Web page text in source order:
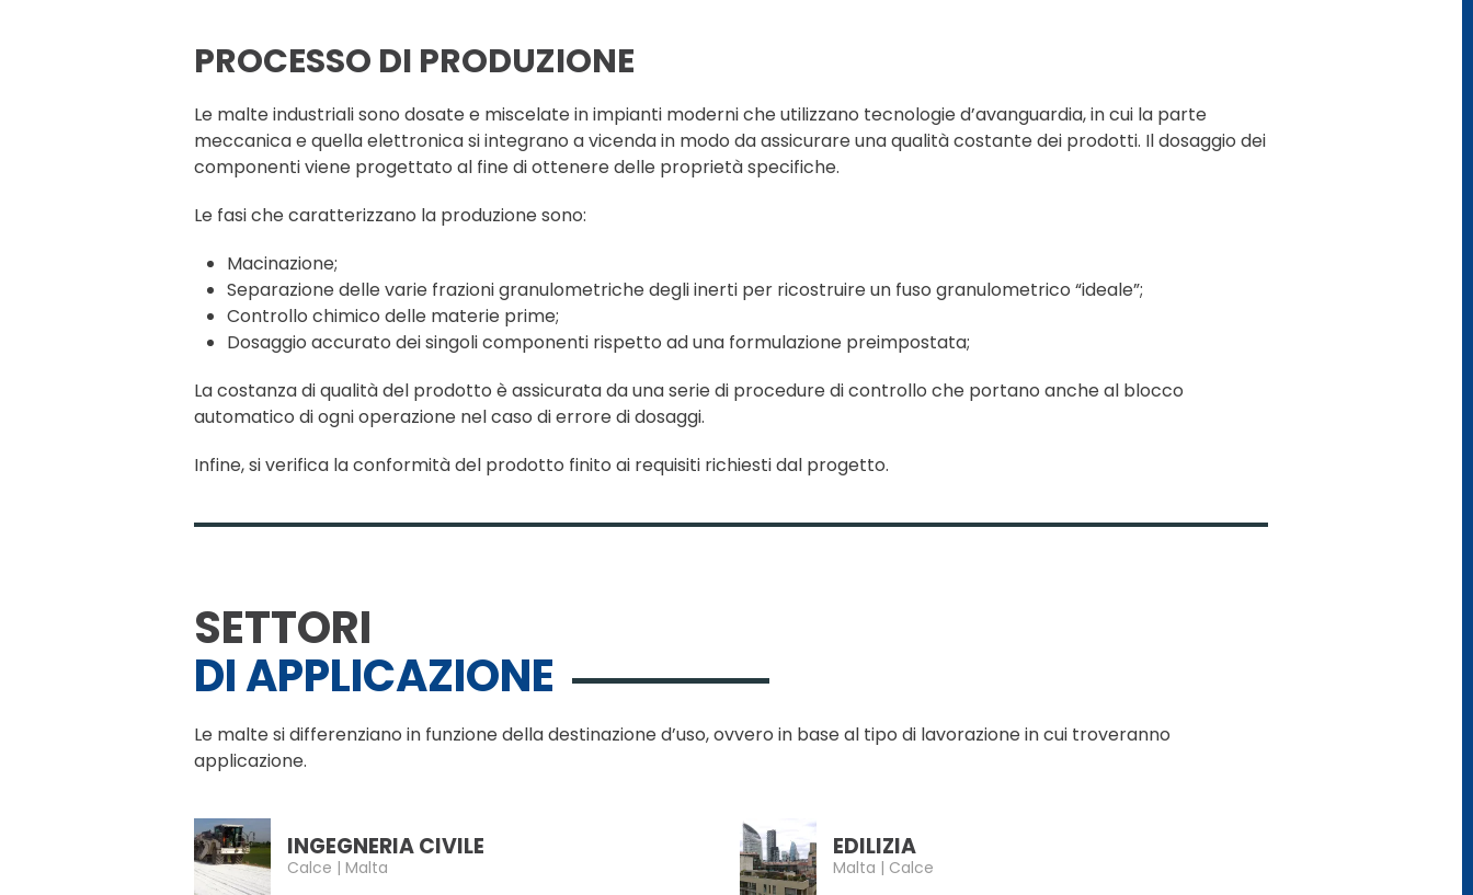
PROCESSO DI PRODUZIONE
Le malte industriali sono dosate e miscelate in impianti moderni che utilizzano tecnologie d’avanguardia, in cui la parte
meccanica e quella elettronica si integrano a vicenda in modo da assicurare una qualità costante dei prodotti. Il dosaggio dei
componenti viene progettato al fine di ottenere delle proprietà specifiche.
Le fasi che caratterizzano la produzione sono:
Macinazione;
Separazione delle varie frazioni granulometriche degli inerti per ricostruire un fuso granulometrico “ideale”;
Controllo chimico delle materie prime;
Dosaggio accurato dei singoli componenti rispetto ad una formulazione preimpostata;
La costanza di qualità del prodotto è assicurata da una serie di procedure di controllo che portano anche al blocco
automatico di ogni operazione nel caso di errore di dosaggi.
Infine, si verifica la conformità del prodotto finito ai requisiti richiesti dal progetto.
SETTORI
DI APPLICAZIONE
Le malte si differenziano in funzione della destinazione d’uso, ovvero in base al tipo di lavorazione in cui troveranno
applicazione.
INGEGNERIA CIVILE
Calce | Malta
EDILIZIA
Malta | Calce